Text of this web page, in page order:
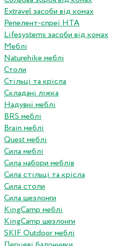
Extravel засоби від комах
Репелент-спреї HTA
Lifesystems засоби від комах
Меблі
Naturehike меблі
Столи
Стільці та крісла
Складані ліжка
Надувні меблі
BRS меблі
Brain меблі
Quest меблі
Сила меблі
Сила набори меблів
Сила стільці та крісла
Сила столи
Сила шезлонги
KingCamp меблі
KingCamp шезлонги
SKIF Outdoor меблі